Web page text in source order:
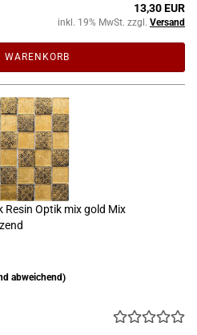
13,30 EUR
inkl. 19% MwSt. zzgl. Versand
WARENKORB
Optik mix gold Mix
abweichend)